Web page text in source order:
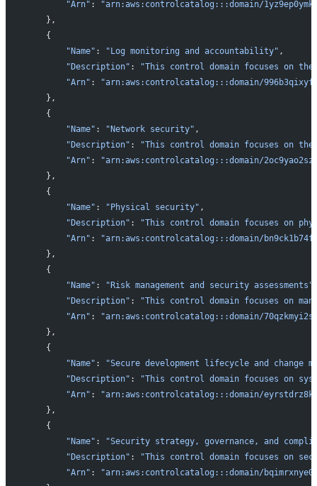
        "Arn"
:
"arn:aws:controlcatalog:::domain/
    },
    {
        "Name"
: "Log monitoring and accountability" ,
        "Description"
:
"This control domain focuses on
        "Arn"
:
"arn:aws:controlcatalog:::domain/
    },
    {
        "Name"
: "Network security" ,
        "Description"
:
"This control domain focuses on
        "Arn"
:
"arn:aws:controlcatalog:::domain/
    },
    {
        "Name"
: "Physical security" ,
        "Description"
:
"This control domain focuses on
        "Arn"
:
"arn:aws:controlcatalog:::domain/
    },
    {
        "Name"
: "Risk management and security assessments"
        "Description"
:
"This control domain focuses on
        "Arn"
:
"arn:aws:controlcatalog:::domain/
    },
    {
        "Name"
:
"Secure development lifecycle and change
        "Description"
:
"This control domain focuses on
        "Arn"
:
"arn:aws:controlcatalog:::domain/
    },
    {
        "Name"
:
"Security strategy, governance, and
        "Description"
:
"This control domain focuses on
        "Arn"
:
"arn:aws:controlcatalog:::domain/